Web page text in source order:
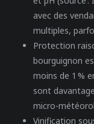
avec des
multiples,
Protection
bourguignon
moins de 1 %
sont
micro-
Vinification